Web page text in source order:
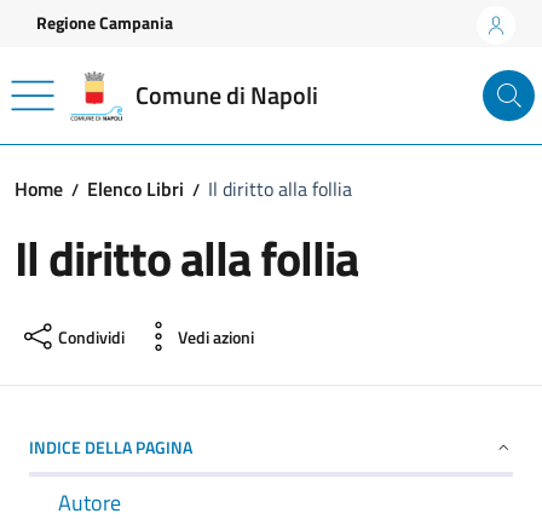
Vai ai contenuti
Vai al footer
Regione Campania
Comune di Napoli
Home Elenco Libri Il diritto alla follia
Il diritto alla follia
Condividi Vedi azioni
INDICE DELLA PAGINA
Autore